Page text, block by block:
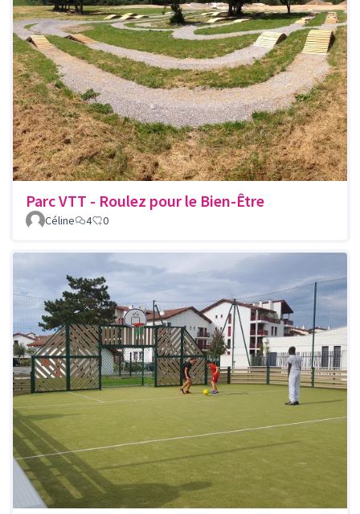
Parc VTT - Roulez pour le Bien-Être
Céline 4 0